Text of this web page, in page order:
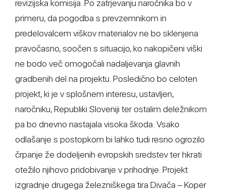
revizijska komisija. Po zatrjevanju naročnika bo v
primeru, da pogodba s prevzemnikom in
predelovalcem viškov materialov ne bo sklenjena
pravočasno, soočen s situacijo, ko nakopičeni viški
ne bodo več omogočali nadaljevanja glavnih
gradbenih del na projektu. Posledično bo celoten
projekt, ki je v splošnem interesu, ustavljen,
naročniku, Republiki Sloveniji ter ostalim deležnikom
pa bo dnevno nastajala visoka škoda. Vsako
odlašanje s postopkom bi lahko tudi resno ogrozilo
črpanje že dodeljenih evropskih sredstev ter hkrati
otežilo njihovo pridobivanje v prihodnje. Projekt
izgradnje drugega železniškega tira Divača – Koper